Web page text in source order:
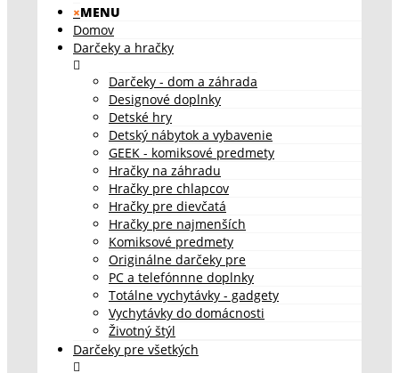
×MENU
Domov
Darčeky a hračky
Darčeky - dom a záhrada
Designové doplnky
Detské hry
Detský nábytok a vybavenie
GEEK - komiksové predmety
Hračky na záhradu
Hračky pre chlapcov
Hračky pre dievčatá
Hračky pre najmenších
Komiksové predmety
Originálne darčeky pre
PC a telefónnne doplnky
Totálne vychytávky - gadgety
Vychytávky do domácnosti
Životný štýl
Darčeky pre všetkých